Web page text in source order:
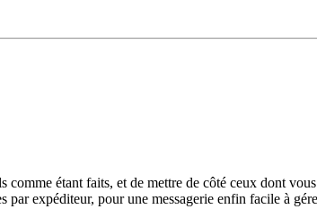
étant faits, et de mettre de côté ceux dont
expéditeur, pour une messagerie enfin facile à